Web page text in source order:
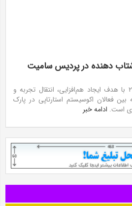
دهنده در پردیس سامیت
رویداد پردیس سامیت ۲۰۲۲ با هدف ایجاد هم‌افزایی، انتقال تجربه و
فعالان اکوسیستم استارتاپی در پارک
است. ادامه خبر